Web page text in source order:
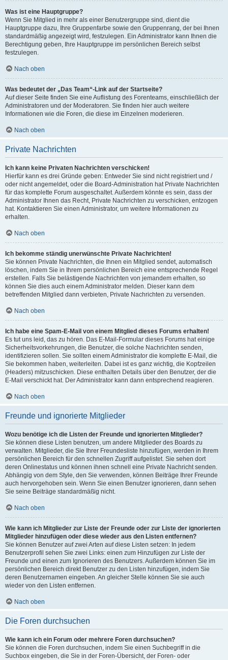
Was ist eine Hauptgruppe?
Wenn Sie Mitglied in mehr als einer Benutzergruppe sind, dient die
Hauptgruppe dazu, Ihre Gruppenfarbe sowie den Gruppenrang, der bei Ihnen
standardmäßig angezeigt wird, festzulegen. Ein Administrator kann Ihnen die
Berechtigung geben, Ihre Hauptgruppe im persönlichen Bereich selbst
festzulegen.
Nach oben
Was bedeutet der „Das Team“-Link auf der Startseite?
Auf dieser Seite finden Sie eine Auflistung des Forenteams, einschließlich der
Administratoren und der Moderatoren. Sie finden hier auch weitere
Informationen wie die Foren, die diese im Einzelnen moderieren.
Nach oben
Private Nachrichten
Ich kann keine Privaten Nachrichten verschicken!
Hierfür kann es drei Gründe geben: Entweder Sie sind nicht registriert und /
oder nicht angemeldet, oder die Board-Administration hat Private Nachrichten
für das komplette Forum ausgeschaltet. Außerdem könnte es sein, dass der
Administrator Ihnen das Recht, Private Nachrichten zu verschicken, entzogen
hat. Kontaktieren Sie einen Administrator, um weitere Informationen zu
erhalten.
Nach oben
Ich bekomme ständig unerwünschte Private Nachrichten!
Sie können Private Nachrichten, die Ihnen ein Mitglied sendet, automatisch
löschen, indem Sie in Ihrem persönlichen Bereich eine entsprechende Regel
erstellen. Falls Sie belästigende Nachrichten von jemandem erhalten, so
können Sie dies auch einem Administrator melden. Dieser kann dem
betreffenden Mitglied dann verbieten, Private Nachrichten zu versenden.
Nach oben
Ich habe eine Spam-E-Mail von einem Mitglied dieses Forums erhalten!
Es tut uns leid, das zu hören. Das E-Mail-Formular dieses Forums hat einige
Sicherheitsvorkehrungen, die Benutzer, die solche Nachrichten senden,
identifizieren sollen. Sie sollten einem Administrator die komplette E-Mail, die
Sie bekommen haben, weiterleiten. Dabei ist es ganz wichtig, die Kopfzeilen
(Headers) mitzuschicken. Diese enthalten Details über den Benutzer, der die
E-Mail verschickt hat. Der Administrator kann dann entsprechend reagieren.
Nach oben
Freunde und ignorierte Mitglieder
Wozu benötige ich die Listen der Freunde und ignorierten Mitglieder?
Sie können diese Listen benutzen, um andere Mitglieder des Boards zu
verwalten. Mitglieder, die Sie Ihrer Freundesliste hinzufügen, werden in Ihrem
persönlichen Bereich für den schnellen Zugriff aufgelistet. Sie sehen dort
deren Onlinestatus und können ihnen schnell eine Private Nachricht senden.
Abhängig von dem Style, den Sie verwenden, können Beiträge Ihrer Freunde
auch hervorgehoben sein. Wenn Sie einen Benutzer ignorieren, dann sehen
Sie seine Beiträge standardmäßig nicht.
Nach oben
Wie kann ich Mitglieder zur Liste der Freunde oder zur Liste der ignorierten
Mitglieder hinzufügen oder diese wieder aus den Listen entfernen?
Sie können Benutzer auf zwei Arten auf diese Listen setzen: In jedem
Benutzerprofil sehen Sie zwei Links: einen zum Hinzufügen zur Liste der
Freunde und einen zum Ignorieren des Benutzers. Außerdem können Sie im
persönlichen Bereich direkt Benutzer zu den Listen hinzufügen, indem Sie
deren Benutzernamen eingeben. An gleicher Stelle können Sie sie auch
wieder von den Listen entfernen.
Nach oben
Die Foren durchsuchen
Wie kann ich ein Forum oder mehrere Foren durchsuchen?
Sie können die Foren durchsuchen, indem Sie einen Suchbegriff in die
Suchbox eingeben, die Sie in der Foren-Übersicht, der Foren- oder